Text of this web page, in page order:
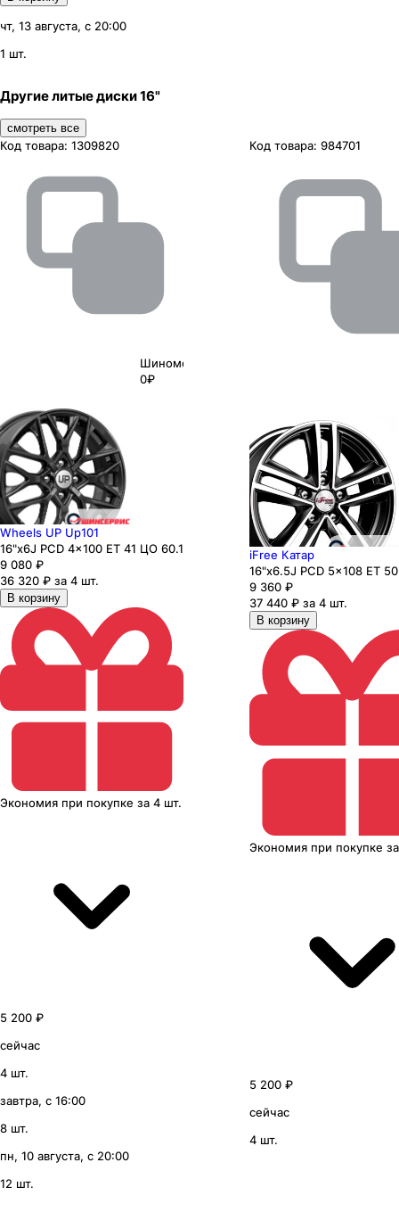
чт, 13 августа, с 20:00
1 шт.
Другие литые диски 16"
смотреть все
Код товара: 1309820
Шиномонтаж
0₽
Wheels UP Up101
16"x6J PCD 4x100 ЕТ 41 ЦО 60.1
9 080 ₽
36 320 ₽ за 4 шт.
В корзину
Экономия при покупке за 4 шт.
5 200 ₽
сейчас
4 шт.
завтра, с 16:00
8 шт.
пн, 10 августа, с 20:00
12 шт.
Код товара: 984701
iFree Катар
16"x6.5J PCD 5x108 ЕТ
9 360 ₽
37 440 ₽ за 4 шт.
В корзину
Экономия при покупке
5 200 ₽
сейчас
4 шт.